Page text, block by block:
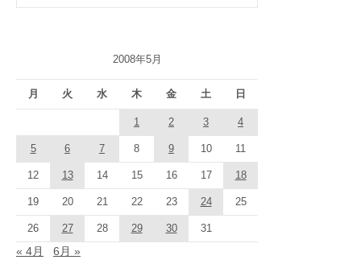
2008年5月
月 火 水 木 金 土 日
1 2 3 4
5 6 7 8 9 10 11
12 13 14 15 16 17 18
19 20 21 22 23 24 25
26 27 28 29 30 31
« 4月 6月 »